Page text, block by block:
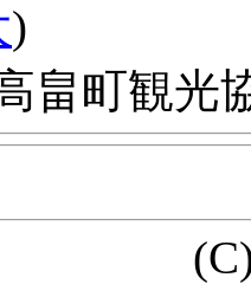
)
畠町観光